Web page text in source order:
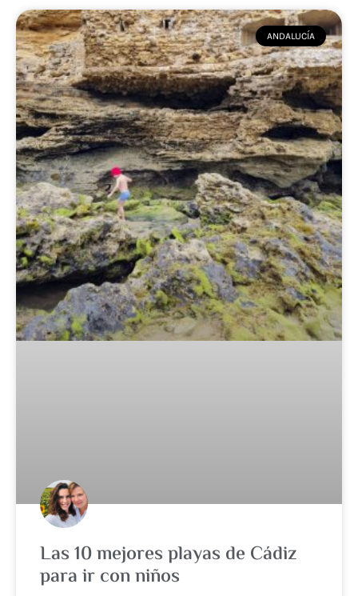
ANDALUCÍA
Las 10 mejores playas de Cádiz
para ir con niños